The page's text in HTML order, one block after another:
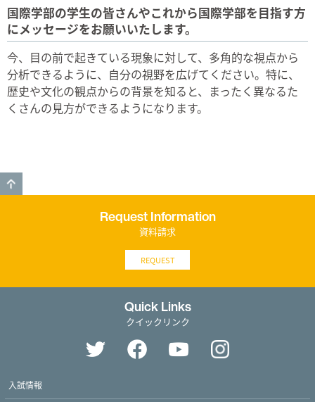
国際学部の学生の皆さんやこれから国際学部を目指す方
にメッセージをお願いいたします。
今、目の前で起きている現象に対して、多角的な視点から
分析できるように、自分の視野を広げてください。特に、
歴史や文化の観点からの背景を知ると、まったく異なるた
くさんの見方ができるようになります。
Request Information
資料請求
REQUEST
Quick Links
クイックリンク
入試情報